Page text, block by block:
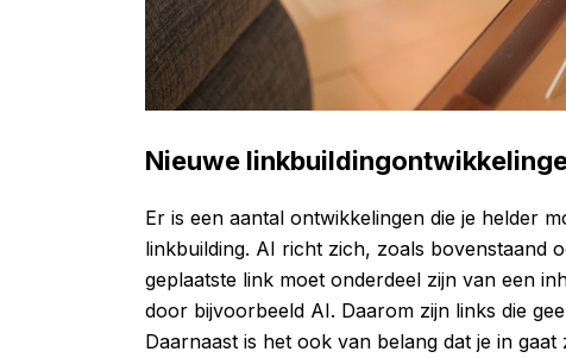
Nieuwe
Er is een aantal ontwikkelingen die je helder
linkbuilding. AI richt zich, zoals bovenstaand
geplaatste link moet onderdeel zijn van een
door bijvoorbeeld AI. Daarom zijn links die
Daarnaast is het ook van belang dat je in